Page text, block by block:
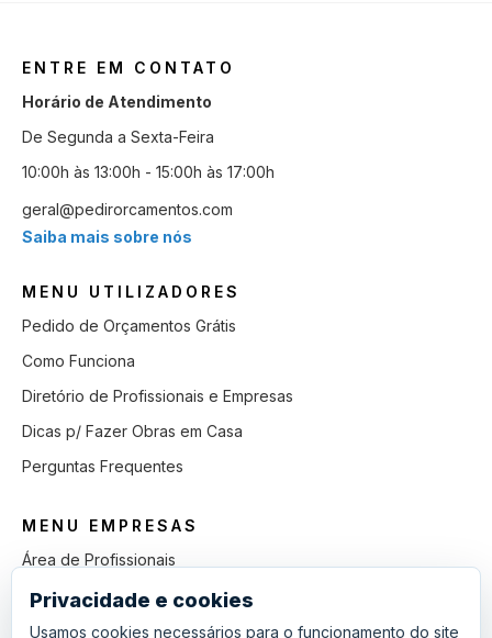
ENTRE EM CONTATO
Horário de Atendimento
De Segunda a Sexta-Feira
10:00h às 13:00h - 15:00h às 17:00h
geral@pedirorcamentos.com
Saiba mais sobre nós
MENU UTILIZADORES
Pedido de Orçamentos Grátis
Como Funciona
Diretório de Profissionais e Empresas
Dicas p/ Fazer Obras em Casa
Perguntas Frequentes
MENU EMPRESAS
Área de Profissionais
Como Funciona
Lista de Pedidos em Aberto
Privacidade e cookies
Usamos cookies necessários para o funcionamento do site